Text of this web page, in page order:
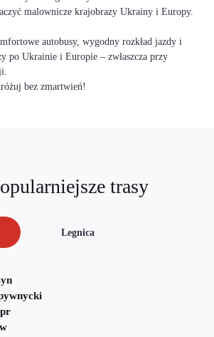
malownicze krajobrazy Ukrainy i Europy.
autobusy, wygodny rozkład jazdy i
po Ukrainie i Europie – zwłaszcza przy
bez zmartwień!
trasy
Legnica